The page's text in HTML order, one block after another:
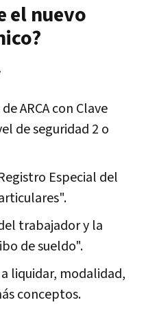
el nuevo
ARCA con Clave
de seguridad 2 o
Especial del
trabajador y la
de sueldo".
liquidar, modalidad,
conceptos.